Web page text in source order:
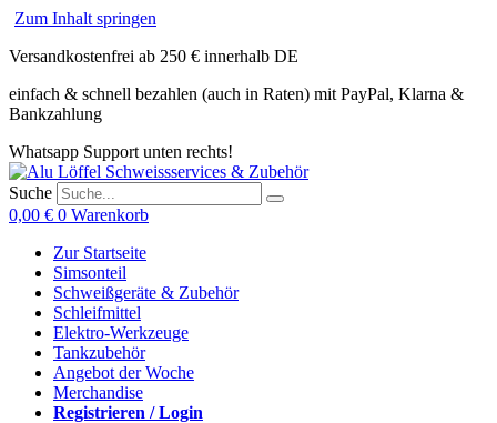
Zum Inhalt springen
Versandkostenfrei ab 250 € innerhalb DE
einfach & schnell bezahlen (auch in Raten) mit PayPal, Klarna &
Bankzahlung
Whatsapp Support unten rechts!
Suche
0,00 € 0 Warenkorb
Zur Startseite
Simsonteil
Schweißgeräte & Zubehör
Schleifmittel
Elektro-Werkzeuge
Tankzubehör
Angebot der Woche
Merchandise
Registrieren / Login